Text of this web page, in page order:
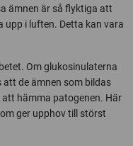
ämnen är så flyktiga att
i luften. Detta kan vara
Om glukosinulaterna
de ämnen som bildas
hämma patogenen. Här
ger upphov till störst